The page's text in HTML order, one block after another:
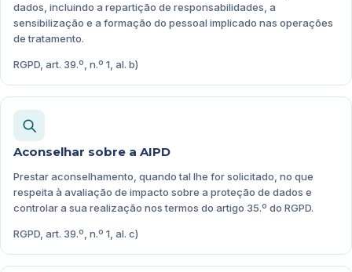
dados, incluindo a repartição de responsabilidades, a
sensibilização e a formação do pessoal implicado nas operações
de tratamento.
RGPD, art. 39.º, n.º 1, al. b)
Aconselhar sobre a AIPD
Prestar aconselhamento, quando tal lhe for solicitado, no que
respeita à avaliação de impacto sobre a proteção de dados e
controlar a sua realização nos termos do artigo 35.º do RGPD.
RGPD, art. 39.º, n.º 1, al. c)